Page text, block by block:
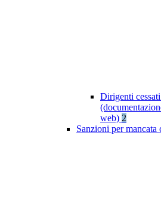
Dirigenti
web) 2
Sanzioni per